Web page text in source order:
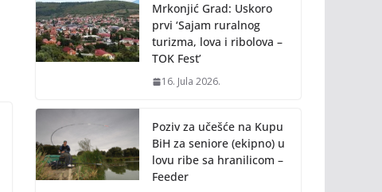
Mrkonjić Grad: Uskoro
prvi ‘Sajam ruralnog
turizma, lova i ribolova –
TOK Fest’
16. Jula 2026.
Poziv za učešće na Kupu
BiH za seniore (ekipno) u
lovu ribe sa hranilicom –
Feeder